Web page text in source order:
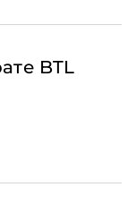
BTL